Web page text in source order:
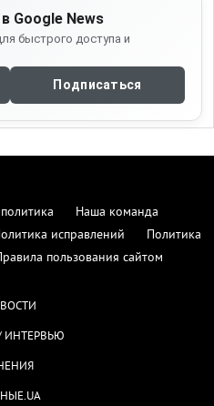
Google News
быстрого доступа и
Подписаться
Наша команда
исправлений
Политика
пользования сайтом
ИНТЕРВЬЮ